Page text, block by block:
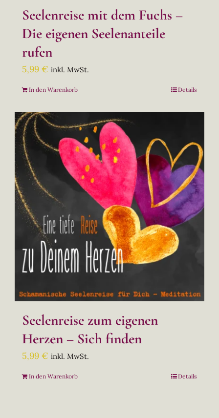
Seelenreise mit dem Fuchs –
Die eigenen Seelenanteile
rufen
5,99 € inkl. MwSt.
In den Warenkorb Details
Seelenreise zum eigenen
Herzen – Sich finden
5,99 € inkl. MwSt.
In den Warenkorb Details